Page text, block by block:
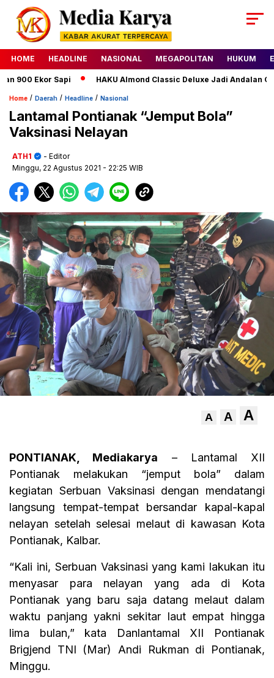
HOME HEADLINE NASIONAL MEGAPOLITAN HUKUM
Ekor Sapi HAKU Almond Classic Deluxe Jadi Andalan Glico
Home / Daerah / Headline / Nasional
Lantamal Pontianak “Jemput Bola”
Vaksinasi Nelayan
ATH1
- Editor
Minggu, 22 Agustus 2021 - 22:25 WIB
A A A
PONTIANAK, Mediakarya – Lantamal XII
Pontianak melakukan “jemput bola” dalam
kegiatan Serbuan Vaksinasi dengan mendatangi
langsung tempat-tempat bersandar kapal-kapal
nelayan setelah selesai melaut di kawasan Kota
Pontianak, Kalbar.
“Kali ini, Serbuan Vaksinasi yang kami lakukan itu
menyasar para nelayan yang ada di Kota
Pontianak yang baru saja datang melaut dalam
waktu panjang yakni sekitar laut empat hingga
lima bulan,” kata Danlantamal XII Pontianak
Brigjend TNI (Mar) Andi Rukman di Pontianak,
Minggu.